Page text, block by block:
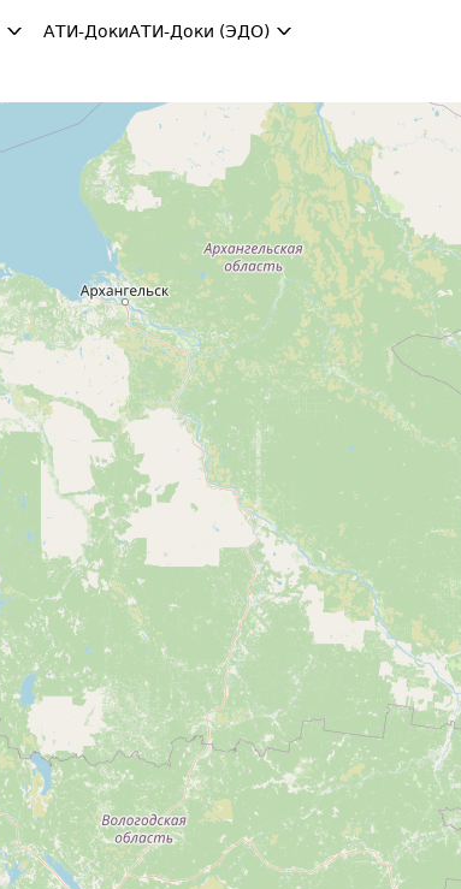
АТИ-ДокиАТИ-Доки (ЭДО)